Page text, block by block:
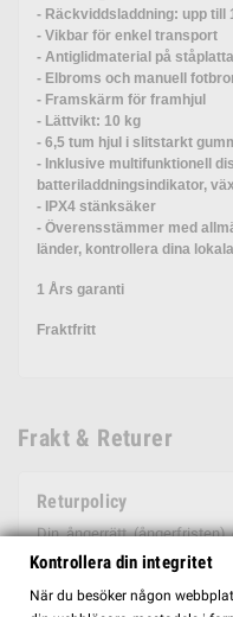
- Räckviddsladdning: upp till
- Vikbar för enkel transport
- Antiglidmaterial på
- Elbroms och manuell
- Framskärm för framhjul
- Lättvikt: 10 kg
- 6,5 tum hjul i slitstarkt
- Inklusive multifunktionell
batteriladdningsindikator,
- IPX4 stänksäker
- Överensstämmer med
länder, kontrollera dina
1 Års garanti
Fraktfritt
Frakt & Returer
Returpolicy
Din ångerrätt
byte ska du alltid göra en
samma e-post som du
Kontrollera din integritet
När du besöker någon